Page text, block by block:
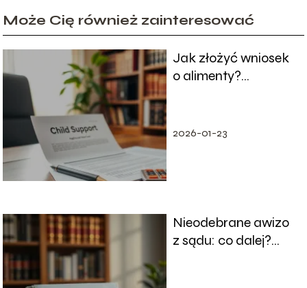
Może Cię również zainteresować
Jak złożyć wniosek
o alimenty?
kroku
2026-01-23
Nieodebrane awizo
z sądu: co dalej?